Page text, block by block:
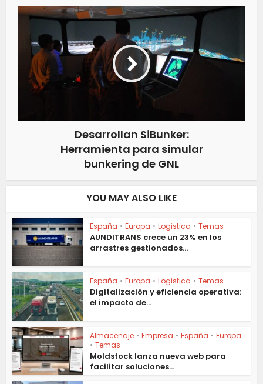
Desarrollan SiBunker:
Herramienta para simular
bunkering de GNL
YOU MAY ALSO LIKE
España • Europa • Logistica • Temas
AUNDITRANS crece un 23% en los
arrastres gestionados...
España • Europa • Logistica • Temas
Digitalización y eficiencia operativa:
el impacto de...
Almacenaje • Empresa • España • Europa
• Temas
Moldstock lanza nueva web para
facilitar soluciones...